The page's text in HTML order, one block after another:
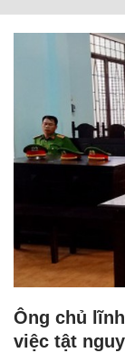
Ông chủ
việc tật